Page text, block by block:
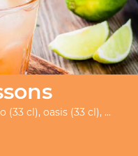
(33 cl), oasis (33 cl), ...